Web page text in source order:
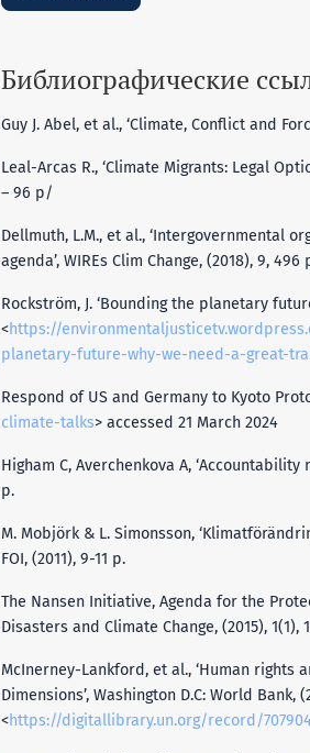
Библиографические
Guy J. Abel, et al., ‘Climate, Conflict and
Leal-Arcas R., ‘Climate Migrants: Legal
– 96 p/
Dellmuth, L.M., et al., ‘Intergovernmental
agenda’, WIREs Clim Change, (2018), 9, 496
Rockström, J. ‘Bounding the planetary
<https://
planetary-future-why-we-need-a-great-
Respond of US and Germany to Kyoto
climate-talks> accessed 21 March 2024
Higham C, Averchenkova A,
p.
M. Mobjörk & L. Simonsson,
FOI, (2011), 9-11 p.
The Nansen Initiative, Agenda for the
Disasters and Climate Change, (2015), 1(1),
McInerney-Lankford, et al., ‘Human rights
Dimensions’, Washington D.C: World Bank,
<https://digitallibrary.un.org/record/